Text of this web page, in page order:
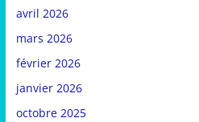
avril 2026
mars 2026
février 2026
janvier 2026
octobre 2025